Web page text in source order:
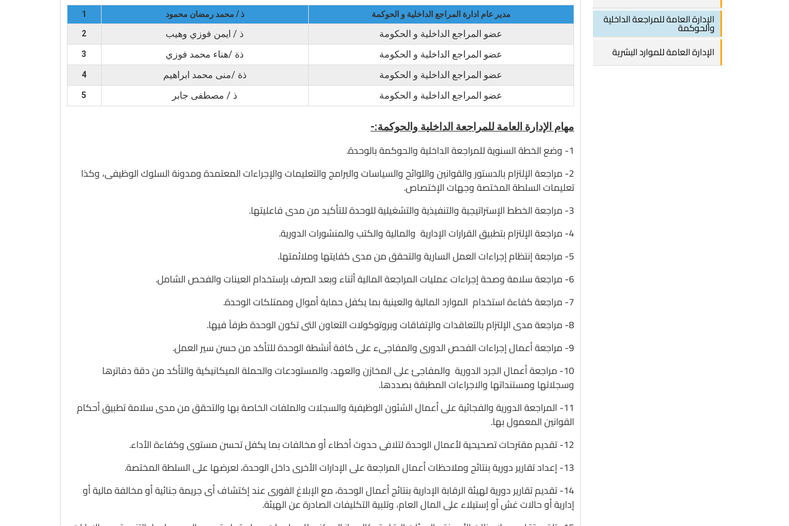
مدير عام ادارة المراجع الداخلية و الحوكمة ذ / محمد رمضان محمود 1
عضو المراجع الداخلية و الحكومة ذ / ايمن فوزي وهيب 2
عضو المراجع الداخلية و الحكومة ذة /هناء محمد فوزي 3
عضو المراجع الداخلية و الحكومة ذة /منى محمد ابراهيم 4
عضو المراجع الداخلية و الحكومة ذ / مصطفى جابر 5
مهام الإدارة العامة للمراجعة الداخلية والحوكمة:-
1- وضع الخطة السنوية للمراجعة الداخلية والحوكمة بالوحدة.
2- مراجعة الإلتزام بالدستور والقوانين واللوائح والسياسات والبرامج والتعليمات والإجراءات المعتمدة ومدونة السلوك الوظيفى، وكذا
تعليمات السلطة المختصة وجهات الإختصاص.
3- مراجعة الخطط الإستراتيجية والتنفيذية والتشغيلية للوحدة للتأكيد من مدى فاعليتها.
4- مراجعة الإلتزام بتطبيق القرارات الإدارية والمالية والكتب والمنشورات الدورية.
5- مراجعة إنتظام إجراءات العمل السارية والتحقق من مدى كفايتها وملائمتها.
6- مراجعة سلامة وصحة إجراءات عمليات المراجعة المالية أثناء وبعد الصرف بإستخدام العينات والفحص الشامل.
7- مراجعة كفاءة استخدام الموارد المالية والعينية بما يكفل حماية أموال وممتلكات الوحدة.
8- مراجعة مدى الإلتزام بالتعاقدات والإتفاقات وبروتوكولات التعاون التى تكون الوحدة طرفاً فيها.
9- مراجعة أعمال إجراءات الفحص الدورى والمفاجىء على كافة أنشطة الوحدة للتأكد من حسن سير العمل.
10- مراجعة أعمال الجرد الدورية والمفاجئ على المخازن والعهد، والمستودعات والحملة الميكانيكية والتأكد من دقة دفاترها
وسجلاتها ومستنداتها والاجراءات المطبقة بصددها.
11- المراجعة الدورية والفجائية على أعمال الشئون الوظيفية والسجلات والملفات الخاصة بها والتحقق من مدى سلامة تطبيق أحكام
القوانين المعمول بها.
12- تقديم مقترحات تصحيحية لأعمال الوحدة لتلافى حدوث أخطاء أو مخالفات بما يكفل تحسن مستوى وكفاءة الأداء.
13- إعداد تقارير دورية بنتائج وملاحظات أعمال المراجعة على الإدارات الأخرى داخل الوحدة، لعرضها على السلطة المختصة.
14- تقديم تقارير دورية لهيئة الرقابة الإدارية بنتائج أعمال الوحدة، مع الإبلاغ الفورى عند إكتشاف أى جريمة جنائية أو مخالفة مالية أو
إدارية أو حالات غش أو إستيلاء على المال العام، وتلبية التكليفات الصادرة عن الهيئة.
الإدارة العامة للمراجعة الداخلية
والحوكمة
الإدارة العامة للموارد البشرية